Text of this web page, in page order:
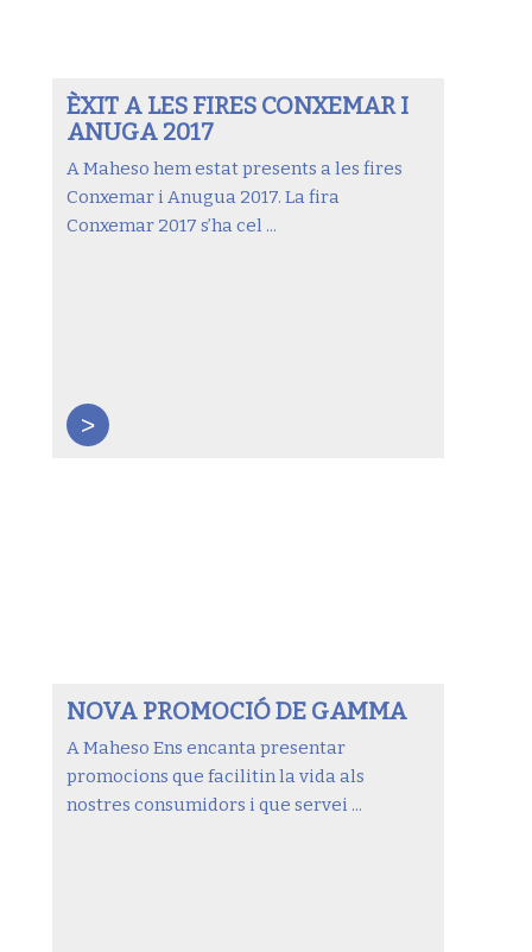
ÈXIT A LES FIRES CONXEMAR I
ANUGA 2017
A Maheso hem estat presents a les fires
Conxemar i Anugua 2017. La fira
Conxemar 2017 s’ha cel ...
>
NOVA PROMOCIÓ DE GAMMA
A Maheso Ens encanta presentar
promocions que facilitin la vida als
nostres consumidors i que servei ...